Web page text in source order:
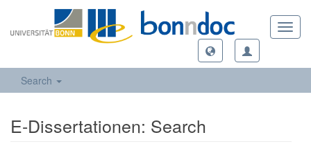
Search
E-Dissertationen: Search